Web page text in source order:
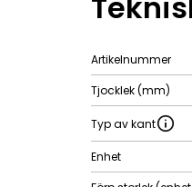
Artikelnummer
Tjocklek (mm)
Typ av kant
Enhet